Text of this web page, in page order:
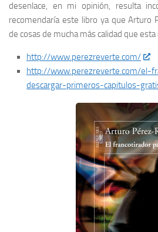
desenlace, en mi opinión, resulta
recomendaría este libro ya que Arturo
de cosas de mucha más calidad que esta
http://www.perezreverte.com/
http://www.perezreverte.com/el-
descargar-primeros-capitulos-